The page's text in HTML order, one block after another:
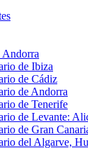
Andorra
de Ibiza
de Cádiz
de Andorra
de Tenerife
de Levante:
de Gran
del Algarve,